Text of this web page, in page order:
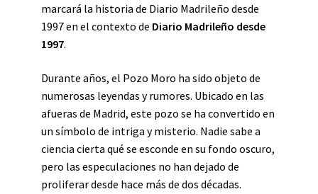
marcará la historia de Diario Madrileño desde
1997 en el contexto de Diario Madrileño desde
1997.
Durante años, el Pozo Moro ha sido objeto de
numerosas leyendas y rumores. Ubicado en las
afueras de Madrid, este pozo se ha convertido en
un símbolo de intriga y misterio. Nadie sabe a
ciencia cierta qué se esconde en su fondo oscuro,
pero las especulaciones no han dejado de
proliferar desde hace más de dos décadas.